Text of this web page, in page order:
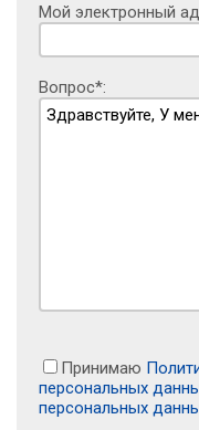
Мой электронный
Вопрос*:
Принимаю
персональных
персональных